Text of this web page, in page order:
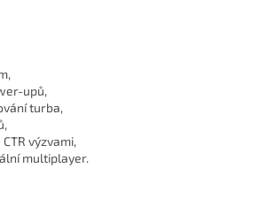
upů,
turba,
výzvami,
multiplayer.